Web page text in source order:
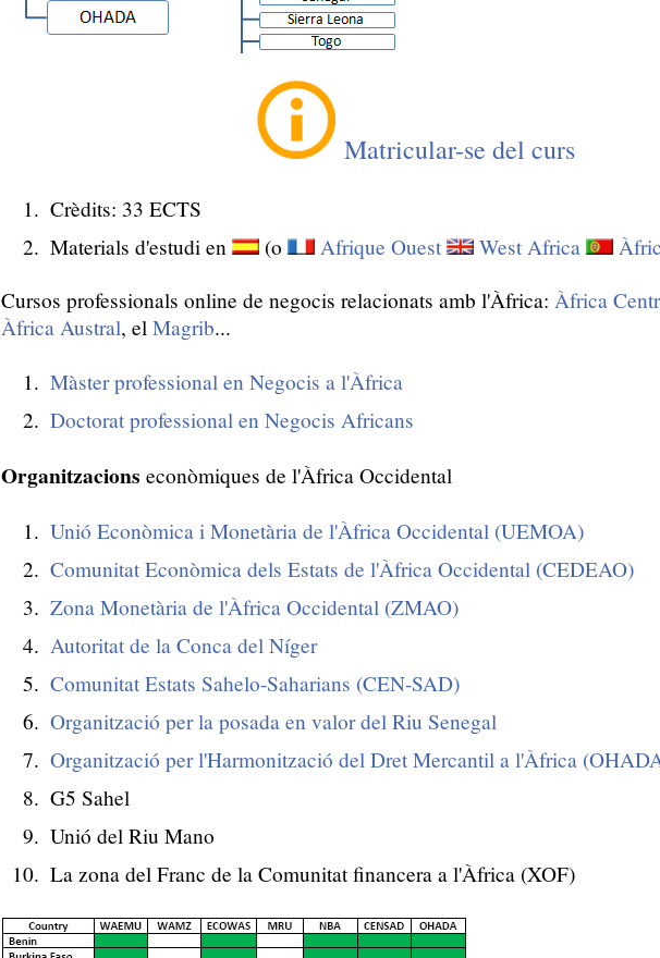
Matricular-se del curs
Crèdits: 33 ECTS
Materials d'estudi en
(o Afrique Ouest West Africa
Cursos professionals online de negocis relacionats amb l'Àfrica: Àfrica
Àfrica Austral, el Magrib...
Màster professional en Negocis a l'Àfrica
Doctorat professional en Negocis Africans
Organitzacions econòmiques de l'Àfrica Occidental
Unió Econòmica i Monetària de l'Àfrica Occidental (UEMOA)
Comunitat Econòmica dels Estats de l'Àfrica Occidental (CEDEAO)
Zona Monetària de l'Àfrica Occidental (ZMAO)
Autoritat de la Conca del Níger
Comunitat Estats Sahelo-Saharians (CEN-SAD)
Organització per la posada en valor del Riu Senegal
Organització per l'Harmonització del Dret Mercantil a l'Àfrica
G5 Sahel
Unió del Riu Mano
La zona del Franc de la Comunitat financera a l'Àfrica (XOF)